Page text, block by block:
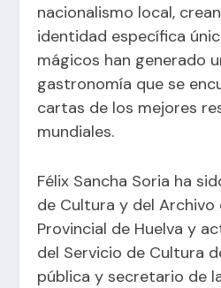
nacionalismo local,
identidad específica
mágicos han generado
gastronomía que se
cartas de los mejores
mundiales.
Félix Sancha Soria ha
de Cultura y del Archivo
Provincial de Huelva y
del Servicio de Cultura
pública y secretario de